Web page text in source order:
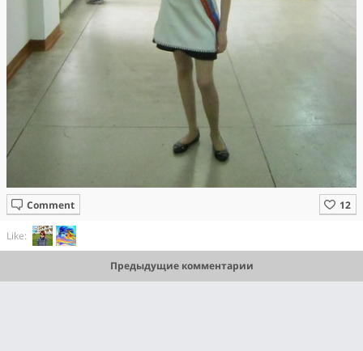
Comment
Like:
Предыдущие комментарии